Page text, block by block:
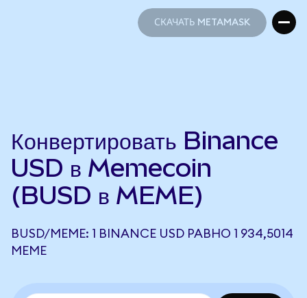
СКАЧАТЬ METAMASK
Конвертировать Binance
USD в Memecoin
(BUSD в MEME)
BUSD/MEME: 1 BINANCE USD РАВНО 1 934,5014
MEME